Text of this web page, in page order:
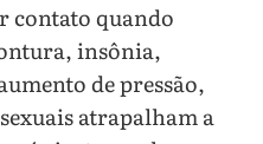
contato quando
insônia,
de pressão,
atrapalham a